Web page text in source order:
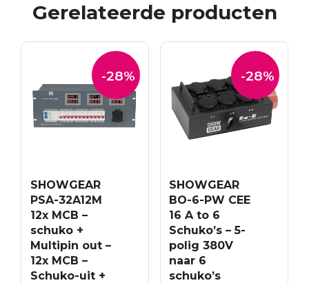
Gerelateerde producten
-28%
SHOWGEAR
PSA-32A12M
12x MCB –
schuko +
Multipin out –
12x MCB –
Schuko-uit +
-28%
SHOWGEAR
BO-6-PW CEE
16 A to 6
Schuko’s – 5-
polig 380V
naar 6
schuko’s